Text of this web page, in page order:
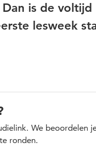
is de
lesweek
We beoordelen
ronden.